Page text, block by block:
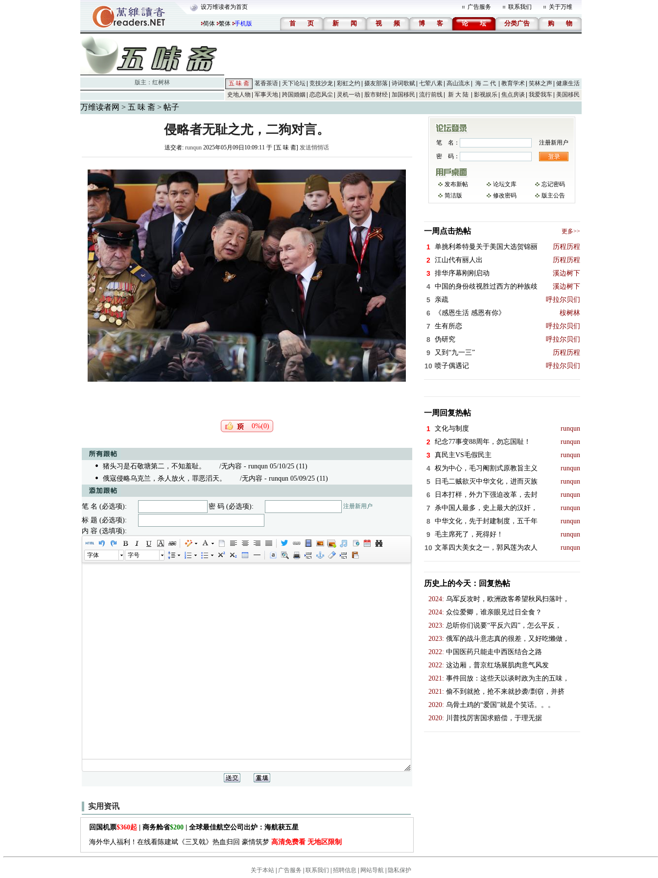
设万维读者为首页 广告服务 联系我们 关于万维
简体 繁体 手机版 首 页 新 闻 视 频 博 客 论 坛 分类广告 购 物
版主： 红树林 五 味 斋 茗香茶语 天下论坛 竞技沙龙 彩虹之约 摄友部落 诗词歌赋 七荤八素 高山流水 海 二 代 教育学术 笑林之声
健康生活
史地人物
军事天地 跨国婚姻 恋恋风尘 灵机一动 股市财经 加国移民 流行前线 新 大 陆 影视娱乐 焦点房谈 我爱我车 美国移民
万维读者网 > 五 味 斋> 帖子
侵略者无耻之尤，二狗对言。
送交者: runqun 2025年05月09日10:09:11 于 [五 味 斋] 发送悄悄话
0%(0)
猪头习是石敬塘第二，不知羞耻。
/无内容 - runqun 05/10/25 (11)
俄寇侵略乌克兰，杀人放火，罪恶滔天。
/无内容 - runqun 05/09/25 (11)
笔 名 (必选项): 密 码 (必选项): 注册新用户
标 题 (必选项):
内 容 (选填项):
字体 字号
实用资讯
回国机票$360起 | 商务舱省$200| 全球最佳航空公司出炉：海航获五星
海外华人福利！在线看陈建斌《三叉戟》热血归回 豪情筑梦 高清免费看 无地区限制
笔 名：
注册新用户
密 码：
发布新帖 论坛文库
忘记密码
简洁版
修改密码 版主公告
一周点击热帖 更多>>
1 单挑利希特曼关于美国大选贺锦丽 历程历程
2 江山代有丽人出 历程历程
3 排华序幕刚刚启动 溪边树下
4 中国的身份歧视胜过西方的种族歧 溪边树下
5 亲疏 呼拉尔贝们
6 《感恩生活 感恩有你》 桉树林
7 生有所恋 呼拉尔贝们
8 伪研究 呼拉尔贝们
9 又到“九一三” 历程历程
10 喷子偶遇记 呼拉尔贝们
一周回复热帖
1 文化与制度 runqun
2 纪念77事变88周年，勿忘国耻！ runqun
3 真民主VS毛假民主 runqun
4 权为中心，毛习阉割式原教旨主义 runqun
5 日毛二贼欲灭中华文化，进而灭族 runqun
6 日本打样，外力下强迫改革，去封 runqun
7 杀中国人最多，史上最大的汉奸， runqun
8 中华文化，先于封建制度，五千年 runqun
9 毛主席死了，死得好！ runqun
10 文革四大美女之一，郭风莲为农人 runqun
历史上的今天：回复热帖
2024: 乌军反攻时，欧洲政客希望秋风扫落叶，
2024: 众位爱卿，谁亲眼见过日全食？
2023: 总听你们说要“平反六四”，怎么平反，
2023: 俄军的战斗意志真的很差，又好吃懒做，
2022: 中国医药只能走中西医结合之路
2022: 这边厢，普京红场展肌肉意气风发
2021: 事件回放：这些天以谈时政为主的五味，
2021: 偷不到就抢，抢不来就抄袭/剽窃，并挤
2020: 乌骨土鸡的“爱国”就是个笑话。。。
2020: 川普找厉害国求赔偿，于理无据
关于本站| 广告服务 联系我们 招聘信息 网站导航| 隐私保护